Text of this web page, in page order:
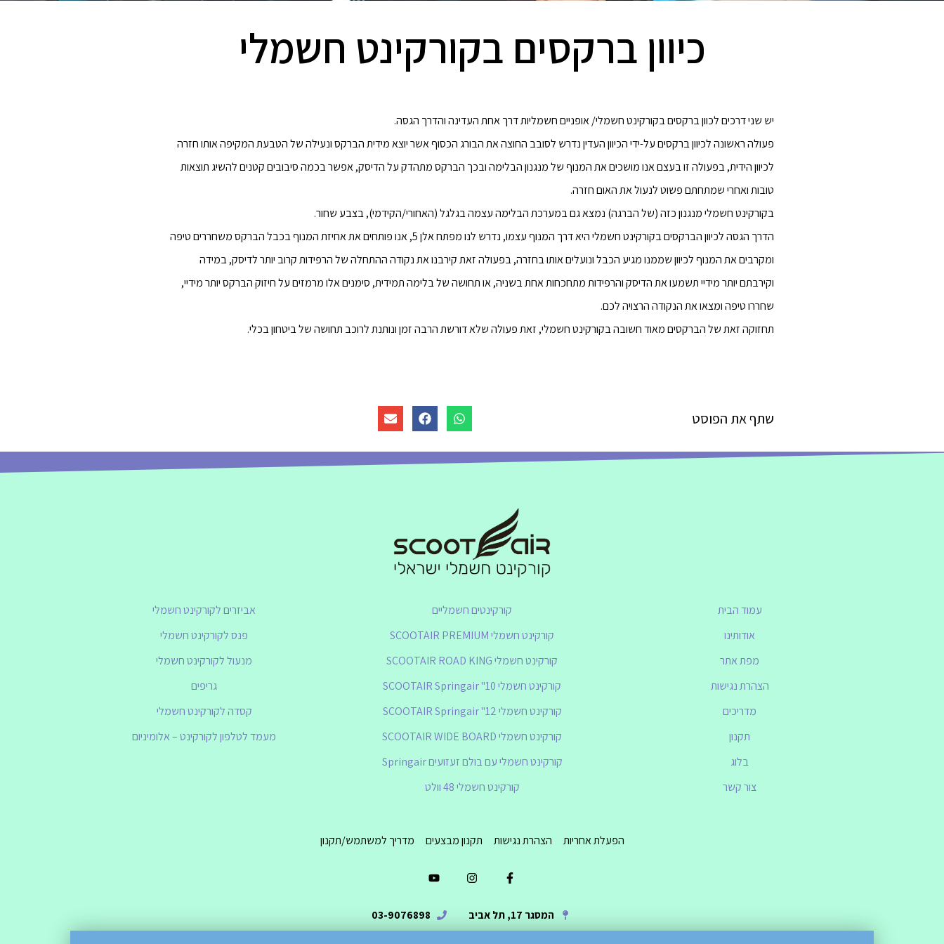
כיוון ברקסים בקורקינט חשמלי
יש שני דרכים לכוון ברקסים בקורקינט חשמלי/ אופניים חשמליות דרך אחת העדינה והדרך הגסה.
פעולה ראשונה לכיוון ברקסים על-ידי הכיוון העדין נדרש לסובב החוצה את הבורג הכסוף אשר יוצא מידית הברקס ונעילה של הטבעת המקיפה אותו חזרה
לכיוון הידית, בפעולה זו בעצם אנו מושכים את המנוף של מנגנון הבלימה ובכך הברקס מתהדק על הדיסק, אפשר בכמה סיבובים קטנים להשיג תוצאות
טובות ואחרי שמתחתם פשוט לנעול את האום חזרה.
בקורקינט חשמלי מנגנון כזה (של הברגה) נמצא גם במערכת הבלימה עצמה בגלגל (האחורי/הקידמי), בצבע שחור.
הדרך הגסה לכיוון הברקסים בקורקינט חשמלי היא דרך המנוף עצמו, נדרש לנו מפתח אלן 5, אנו פותחים את אחיזת המנוף בכבל הברקס משחררים טיפה
ומקרבים את המנוף לכיוון שממנו מגיע הכבל ונועלים אותו בחזרה, בפעולה זאת קירבנו את נקודה ההתחלה של הרפידות קרוב יותר לדיסק, במידה
וקירבתם יותר מידיי תשמעו את הדיסק והרפידות מתחכחות אחת בשניה, או תחושה של בלימה תמידית, סימנים אלו מרמזים על חיזוק הברקס יותר מידיי,
שחררו טיפה ומצאו את הנקודה הרצויה לכם.
תחזוקה זאת של הברקסים מאוד חשובה בקורקינט חשמלי, זאת פעולה שלא דורשת הרבה זמן ונותנת לרוכב תחושה של ביטחון בכלי.
שתף את הפוסט
עמוד הבית
אודותינו
מפת אתר
הצהרת נגישות
מדריכים
תקנון
בלוג
צור קשר
קורקינטים חשמליים
קורקינט חשמלי SCOOTAIR PREMIUM
קורקינט חשמלי SCOOTAIR ROAD KING
קורקינט חשמלי SCOOTAIR Springair "10
קורקינט חשמלי SCOOTAIR Springair "12
קורקינט חשמלי SCOOTAIR WIDE BOARD
קורקינט חשמלי עם בולם זעזועים Springair
קורקינט חשמלי 48 וולט
אביזרים לקורקינט חשמלי
פנס לקורקינט חשמלי
מנעול לקורקינט חשמלי
גריפים
קסדה לקורקינט חשמלי
מעמד לטלפון לקורקינט – אלומיניום
הפעלת אחריות הצהרת נגישות תקנון מבצעים
מדריך למשתמש/תקנון
a
c
o
o
n
s
a
g
r
o
u
u
b
e
המסגר 17, תל אביב 03-9076898